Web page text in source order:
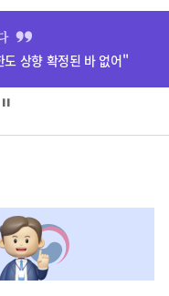
상향 확정된 바 없어"